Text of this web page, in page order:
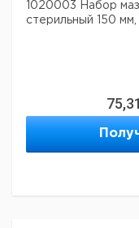
1020003 Набор
стерильный 150
75,31